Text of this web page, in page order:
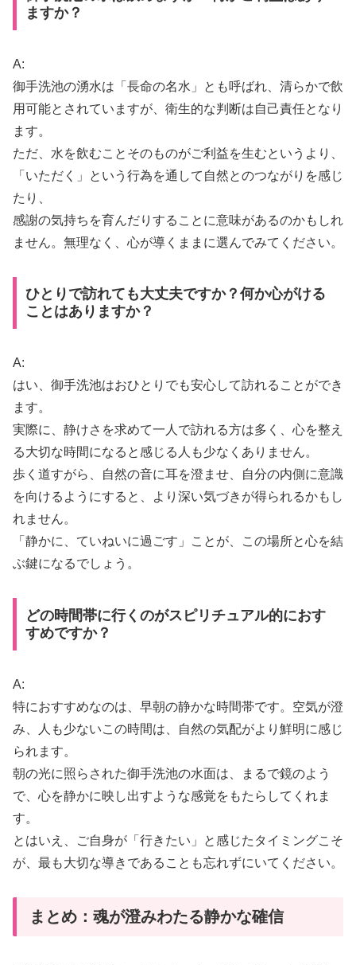
ますか？
A:
御手洗池の湧水は「長命の名水」とも呼ばれ、清らかで飲
用可能とされていますが、衛生的な判断は自己責任となり
ます。
ただ、水を飲むことそのものがご利益を生むというより、
「いただく」という行為を通して自然とのつながりを感じ
たり、
感謝の気持ちを育んだりすることに意味があるのかもしれ
ません。無理なく、心が導くままに選んでみてください。
ひとりで訪れても大丈夫ですか？何か心がける
ことはありますか？
A:
はい、御手洗池はおひとりでも安心して訪れることができ
ます。
実際に、静けさを求めて一人で訪れる方は多く、心を整え
る大切な時間になると感じる人も少なくありません。
歩く道すがら、自然の音に耳を澄ませ、自分の内側に意識
を向けるようにすると、より深い気づきが得られるかもし
れません。
「静かに、ていねいに過ごす」ことが、この場所と心を結
ぶ鍵になるでしょう。
どの時間帯に行くのがスピリチュアル的におす
すめですか？
A:
特におすすめなのは、早朝の静かな時間帯です。空気が澄
み、人も少ないこの時間は、自然の気配がより鮮明に感じ
られます。
朝の光に照らされた御手洗池の水面は、まるで鏡のよう
で、心を静かに映し出すような感覚をもたらしてくれま
す。
とはいえ、ご自身が「行きたい」と感じたタイミングこそ
が、最も大切な導きであることも忘れずにいてください。
まとめ：魂が澄みわたる静かな確信